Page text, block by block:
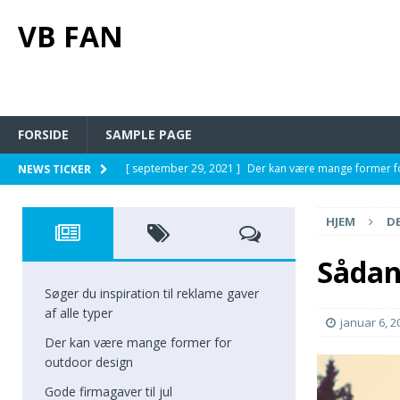
VB FAN
FORSIDE SAMPLE PAGE
NEWS TICKER [ september 29, 2021 ] Der kan være mange former
[ maj 23, 2021 ]
En guide til digital markedsføring for
[ april 2, 2021 ] Derfor burde du give blomster til din
[ oktober 6, 2021 ] Søger du inspiration til reklame
HJEM
januar 6,
Søger du inspiration til reklame gaver
af alle typer
Der kan være mange former for
outdoor design
Gode firmagaver til jul